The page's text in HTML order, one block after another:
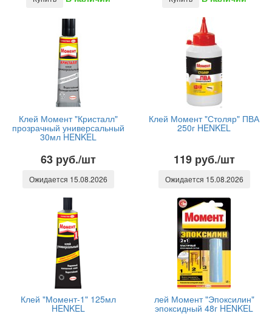
Клей Момент "Кристалл"
прозрачный универсальный
30мл HENKEL
63 руб./шт
Ожидается 15.08.2026
Клей Момент "Столяр" ПВА
250г HENKEL
119 руб./шт
Ожидается 15.08.2026
Клей "Момент-1" 125мл
HENKEL
лей Момент "Эпоксилин"
эпоксидный 48г HENKEL